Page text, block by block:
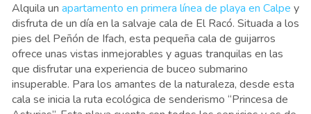
Alquila un apartamento en primera línea de playa en Calpe y
disfruta de un día en la salvaje cala de El Racó. Situada a los
pies del Peñón de Ifach, esta pequeña cala de guijarros
ofrece unas vistas inmejorables y aguas tranquilas en las
que disfrutar una experiencia de buceo submarino
insuperable. Para los amantes de la naturaleza, desde esta
cala se inicia la ruta ecológica de senderismo “Princesa de